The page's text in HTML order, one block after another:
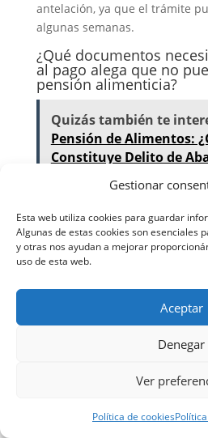
Gestionar
Esta web utiliza cookies para guardar
Algunas de estas cookies son esenciales
y otras nos ayudan a mejorar
uso de esta web.
Aceptar
Denegar
Ver
Política de cookies
antelación, ya que el trámite
algunas semanas.
¿Qué documentos
al pago alega que no
pensión alimenticia?
Quizás también te
Pensión de Alimentos:
Constituye Delito de
Si el deudor alega
importante reunir
verdadera capacidad
realizados, publicaciones en
evidencien un nivel de vida
insolvencia alegada, o
También es útil demostrar que
reducir la pensión.
¿Es necesario presentar
documentos para